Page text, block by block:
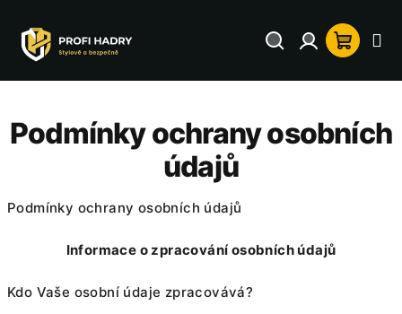
obsah
HledatPřihlášení
Podmínky ochrany osobních
údajů
Podmínky ochrany osobních údajů
Informace o zpracování osobních údajů
Kdo Vaše osobní údaje zpracovává?